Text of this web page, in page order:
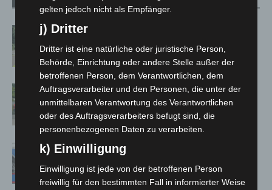
Brand im „Haus der Begegnung“ in
Neuwarmbüchen schnell eingedämmt
Region Hannover: 21 neue
Notfallsanitäter starten beim Roten
Kreuz
Mann läuft mit Hockeyschläger über
A7 – Polizei sucht Zeugen
gelten jedoch nicht als Empfänger.
j) Dritter
Dritter ist eine natürliche oder juristische Person,
Behörde, Einrichtung oder andere Stelle außer der
betroffenen Person, dem Verantwortlichen, dem
Auftragsverarbeiter und den Personen, die unter der
unmittelbaren Verantwortung des Verantwortlichen
oder des Auftragsverarbeiters befugt sind, die
personenbezogenen Daten zu verarbeiten.
k) Einwilligung
Einwilligung ist jede von der betroffenen Person
freiwillig für den bestimmten Fall in informierter Weise